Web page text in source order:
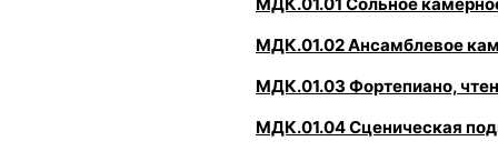
МДК.01.02 Ансамблевое
МДК.01.03 Фортепиано,
МДК.01.04 Сценическая